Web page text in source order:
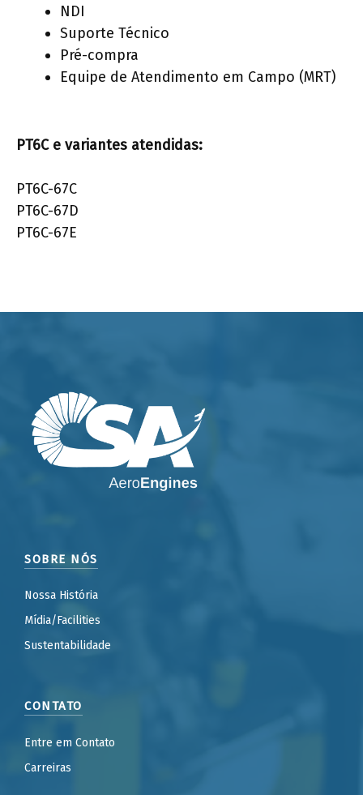
NDI
Suporte Técnico
Pré-compra
Equipe de Atendimento em Campo (MRT)
PT6C e variantes atendidas:
PT6C-67C
PT6C-67D
PT6C-67E
SOBRE NÓS
Nossa História
Mídia/Facilities
Sustentabilidade
CONTATO
Entre em Contato
Carreiras